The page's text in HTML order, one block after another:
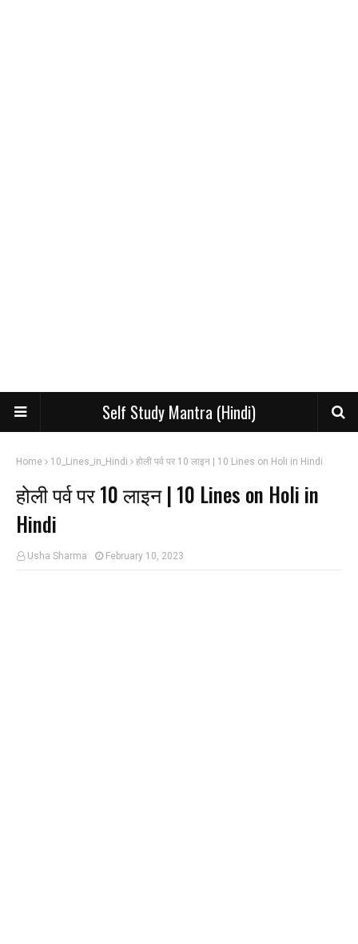
Self Study Mantra (Hindi)
Home 10_Lines_in_Hindi होली पर्व पर 10 लाइन | 10 Lines on Holi in Hindi
होली पर्व पर 10 लाइन | 10 Lines on Holi in
Hindi
Usha Sharma February 10, 2023